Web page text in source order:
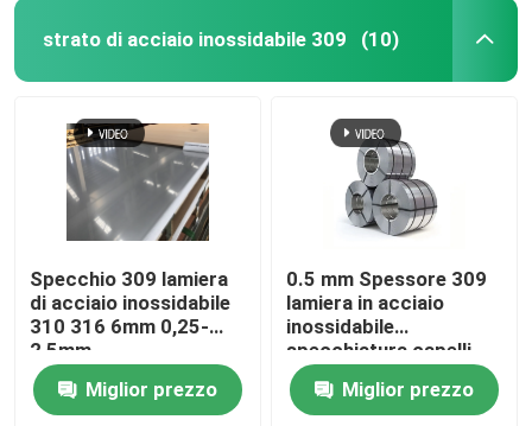
strato di acciaio inossidabile 309 (10)
Specchio 309 lamiera
di acciaio inossidabile
310 316 6mm 0,25-
2,5mm
Miglior prezzo
0.5 mm Spessore 309
lamiera in acciaio
inossidabile
specchiatura capelli
0.25-2.5 mm
Miglior prezzo